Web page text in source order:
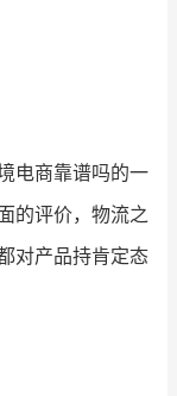
电商靠谱吗的一
的评价，物流之
对产品持肯定态